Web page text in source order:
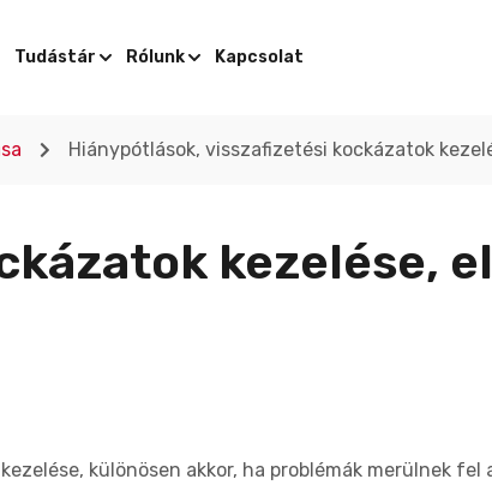
Tudástár Rólunk Kapcsolat
Hiánypótlások, visszafizetési kockázatok
kezelése,
különösen akkor, ha problémák merülnek fel